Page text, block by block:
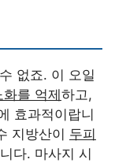
없죠. 이 오일
를 억제하고,
효과적이랍니
지방산이 두피
다. 마사지 시